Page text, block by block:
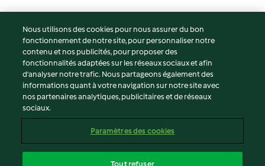
© Copyright 2026
Conditions d'utilisation
Politique de confidentialité
Non-responsabilité
Mentions légales
Contenu du rapport
Nous utilisons des cookies pour nous assurer du bon
fonctionnement de notre site, pour personnaliser notre
contenu et nos publicités, pour proposer des
fonctionnalités adaptées sur les réseaux sociaux et afin
d’analyser notre trafic. Nous partageons également des
informations quant à votre navigation sur notre site avec
nos partenaires analytiques, publicitaires et de réseaux
sociaux.
Paramètres des cookies
Tout refuser